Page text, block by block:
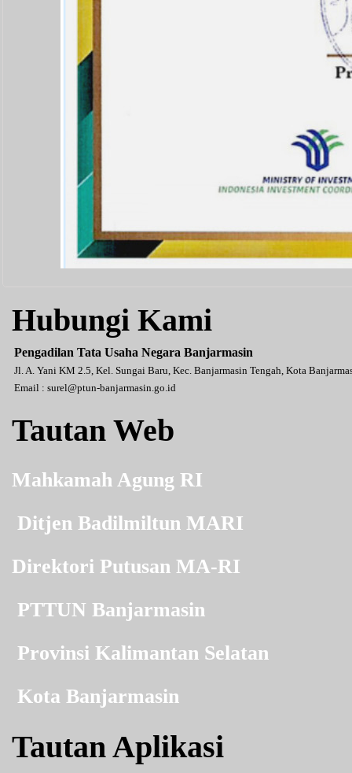
Hubungi Kami
Pengadilan Tata Usaha Negara Banjarmasin
Jl. A. Yani KM 2.5, Kel. Sungai Baru, Kec. Banjarmasin Tengah, Kota
Email : surel@ptun-banjarmasin.go.id
Tautan Web
Mahkamah Agung RI
Ditjen Badilmiltun MARI
Direktori Putusan MA-RI
PTTUN Banjarmasin
Provinsi Kalimantan Selatan
Kota Banjarmasin
Tautan Aplikasi